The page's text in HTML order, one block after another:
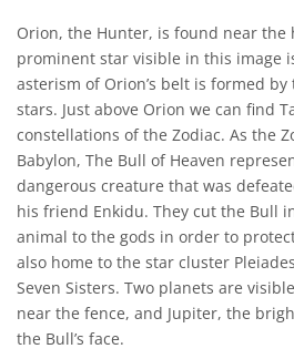
Orion, the Hunter, is found near the
prominent star visible in this image
asterism of Orion’s belt is formed
stars. Just above Orion we can find
constellations of the Zodiac. As the
Babylon, The Bull of Heaven
dangerous creature that was
his friend Enkidu. They cut the Bull
animal to the gods in order to
also home to the star cluster
Seven Sisters. Two planets are
near the fence, and Jupiter, the
the Bull’s face.